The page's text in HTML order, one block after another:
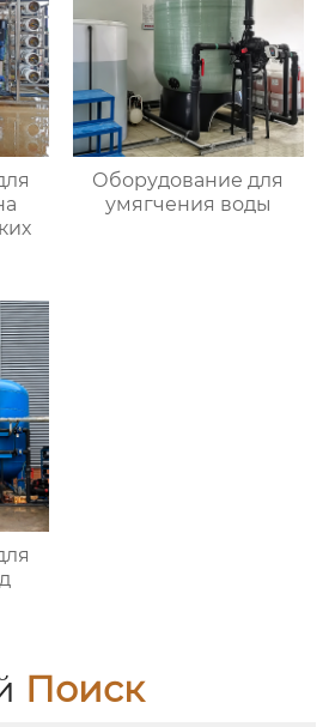
Оборудование для
умягчения воды
Поиск